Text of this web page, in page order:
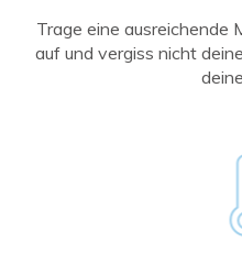
Trage eine ausreichende
auf und vergiss nicht